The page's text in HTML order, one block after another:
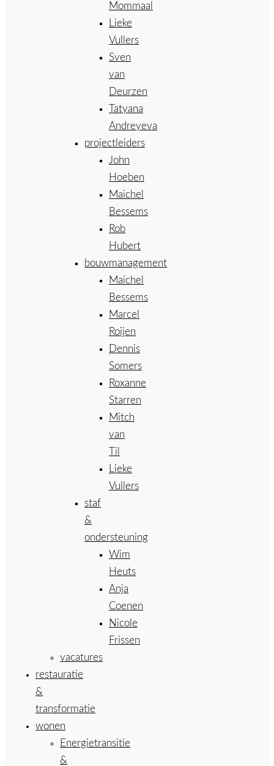
Mommaal
Lieke
Vullers
Sven
van
Deurzen
Tatyana
Andreyeva
projectleiders
John
Hoeben
Maichel
Bessems
Rob
Hubert
bouwmanagement
Maichel
Bessems
Marcel
Roijen
Dennis
Somers
Roxanne
Starren
Mitch
van
Til
Lieke
Vullers
staf
&
ondersteuning
Wim
Heuts
Anja
Coenen
Nicole
Frissen
vacatures
restauratie
&
transformatie
wonen
Energietransitie
&